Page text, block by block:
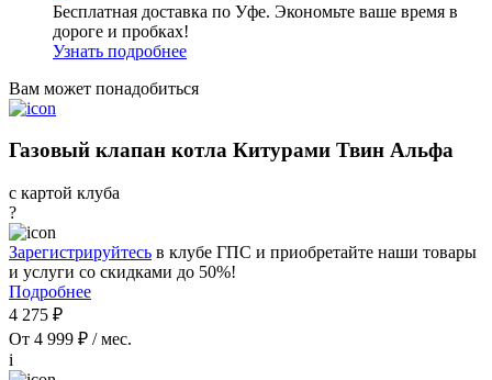
Бесплатная доставка по Уфе. Экономьте ваше время в
дороге и пробках!
Узнать подробнее
Вам может понадобиться
Газовый клапан котла Китурами Твин Альфа
с картой клуба
?
Зарегистрируйтесь в клубе ГПС и приобретайте наши товары
и услуги со скидками до 50%!
Подробнее
4 275 ₽
От 4 999 ₽ / мес.
i